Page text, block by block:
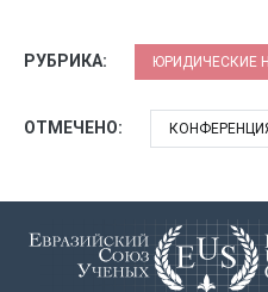
РУБРИКА: ЮРИДИЧЕСКИЕ
ОТМЕЧЕНО: